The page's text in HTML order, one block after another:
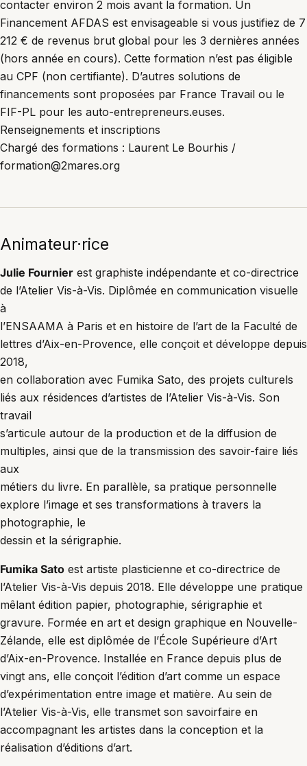
contacter environ 2 mois avant la formation. Un
Financement AFDAS est envisageable si vous justifiez de 7
212 € de revenus brut global pour les 3 dernières années
(hors année en cours). Cette formation n’est pas éligible
au CPF (non certifiante). D’autres solutions de
financements sont proposées par France Travail ou le
FIF-PL pour les auto-entrepreneurs.euses.
Renseignements et inscriptions
Chargé des formations : Laurent Le Bourhis /
formation@2mares.org
Animateur·rice
Julie Fournier est graphiste indépendante et co-directrice
de l’Atelier Vis-à-Vis. Diplômée en communication visuelle
à
l’ENSAAMA à Paris et en histoire de l’art de la Faculté de
lettres d’Aix-en-Provence, elle conçoit et développe depuis
2018,
en collaboration avec Fumika Sato, des projets culturels
liés aux résidences d’artistes de l’Atelier Vis-à-Vis. Son
travail
s’articule autour de la production et de la diffusion de
multiples, ainsi que de la transmission des savoir-faire liés
aux
métiers du livre. En parallèle, sa pratique personnelle
explore l’image et ses transformations à travers la
photographie, le
dessin et la sérigraphie.
Fumika Sato est artiste plasticienne et co-directrice de
l’Atelier Vis-à-Vis depuis 2018. Elle développe une pratique
mêlant édition papier, photographie, sérigraphie et
gravure. Formée en art et design graphique en Nouvelle-
Zélande, elle est diplômée de l’École Supérieure d’Art
d’Aix-en-Provence. Installée en France depuis plus de
vingt ans, elle conçoit l’édition d’art comme un espace
d’expérimentation entre image et matière. Au sein de
l’Atelier Vis-à-Vis, elle transmet son savoirfaire en
accompagnant les artistes dans la conception et la
réalisation d’éditions d’art.